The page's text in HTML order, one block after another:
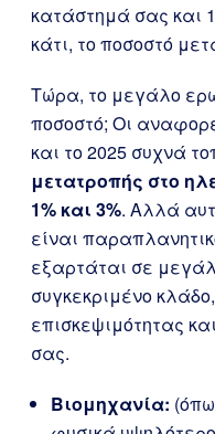
κατάστημά σας και
κάτι, το ποσοστό
Τώρα, το μεγάλο
ποσοστό; Οι
και το 2025 συχνά
μετατροπής στο
1% και 3%. Αλλά
είναι
εξαρτάται σε
συγκεκριμένο
επισκεψιμότητας
σας.
Βιομηχανία: